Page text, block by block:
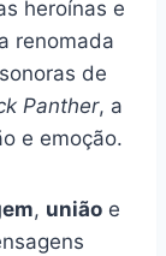
heroínas e
renomada
de
Panther, a
e emoção.
, união e